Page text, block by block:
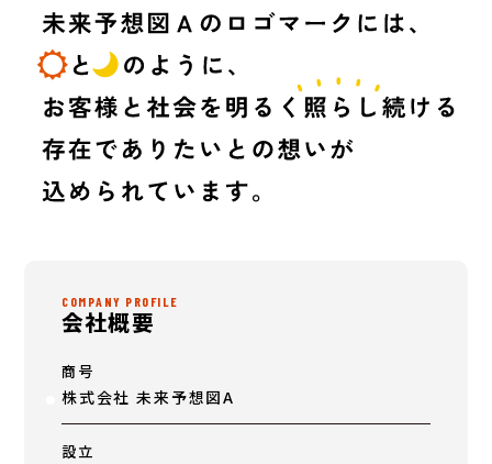
COMPANY PROFILE
会社概要
商号
株式会社 未来予想図A
設立